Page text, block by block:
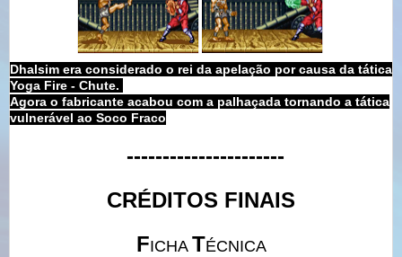
Dhalsim era considerado o rei da apelação por causa da tática
Yoga Fire - Chute.
Agora o fabricante acabou com a palhaçada tornando a tática
vulnerável ao Soco Fraco
----------------------
CRÉDITOS FINAIS
FICHA TÉCNICA